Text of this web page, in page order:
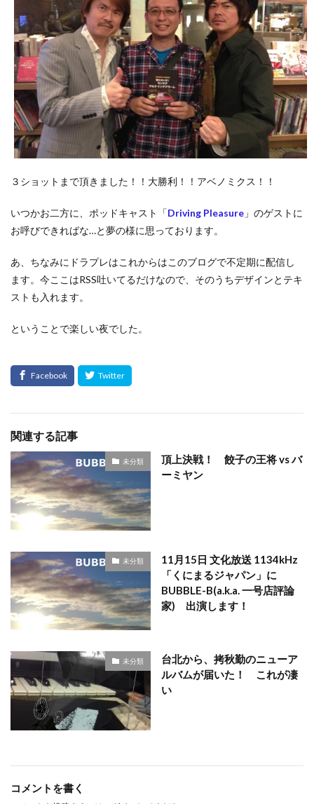
３ショットまで頂きました！！大勝利！！アベノミクス！！
いつかお二方に、ポッドキャスト「Driving Pleasure 」のゲストに
お呼びできればな…と夢の様に思っております。
あ、ちなみにドラプレはこれからはこのブログで不定期に配信し
ます。今ここはRSS吐いてるだけなので、そのうちデザインとテキ
ストも入れます。
ということで楽しい夜でした。
関連する記事
未分類
頂上決戦！ 餃子の王将 vs バ
ーミヤン
未分類
11月15日 文化放送 1134kHz
「くにまるジャパン」に
BUBBLE-B(a.k.a. 一号店評論
家) 出演します！
未分類
台北から、拷秋勤のニューア
ルバムが届いた！ これが凄
い
コメントを書く